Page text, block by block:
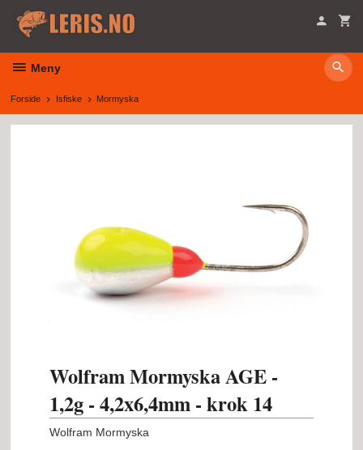
innholdet
Meny
Forside Isfiske Mormyska
Wolfram Mormyska AGE -
1,2g - 4,2x6,4mm - krok 14
Wolfram Mormyska